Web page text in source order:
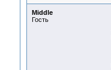
Middle
Гость